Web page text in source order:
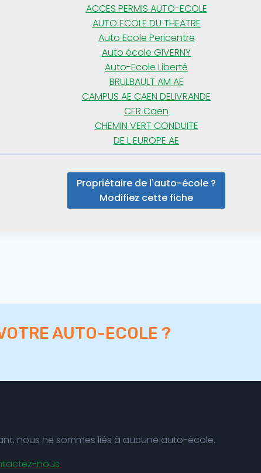
ACCES PERMIS AUTO-ECOLE
AUTO ECOLE DU THEATRE
Auto Ecole Pericentre
Auto école GIVERNY
Auto-Ecole Liberté
BRULBAULT AM AE
CAMPUS AE CAEN DELIVRANDE
CER Caen
CHEMIN VERT CONDUITE
DE L EUROPE AE
Propriétaire de l'auto-école ?
Modifiez cette fiche
AUTO-ECOLE ?
nous ne sommes liés à aucune auto-école.
nous